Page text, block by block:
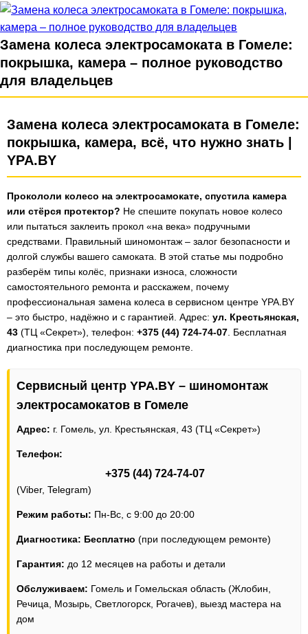
Замена колеса электросамоката в Гомеле:
покрышка, камера – полное руководство
для владельцев
Замена колеса электросамоката в Гомеле:
покрышка, камера, всё, что нужно знать |
YPA.BY
Прокололи колесо на электросамокате, спустила камера
или стёрся протектор? Не спешите покупать новое колесо
или пытаться заклеить прокол «на века» подручными
средствами. Правильный шиномонтаж – залог безопасности и
долгой службы вашего самоката. В этой статье мы подробно
разберём типы колёс, признаки износа, сложности
самостоятельного ремонта и расскажем, почему
профессиональная замена колеса в сервисном центре YPA.BY
– это быстро, надёжно и с гарантией. Адрес: ул. Крестьянская,
43 (ТЦ «Секрет»), телефон: +375 (44) 724-74-07 . Бесплатная
диагностика при последующем ремонте.
Сервисный центр YPA.BY – шиномонтаж
электросамокатов в Гомеле
Адрес: г. Гомель, ул. Крестьянская, 43 (ТЦ «Секрет»)
Телефон:
+375 (44) 724-74-07
(Viber, Telegram)
Режим работы: Пн-Вс, с 9:00 до 20:00
Диагностика: Бесплатно (при последующем ремонте)
Гарантия: до 12 месяцев на работы и детали
Обслуживаем: Гомель и Гомельская область (Жлобин,
Речица, Мозырь, Светлогорск, Рогачев), выезд мастера на
дом